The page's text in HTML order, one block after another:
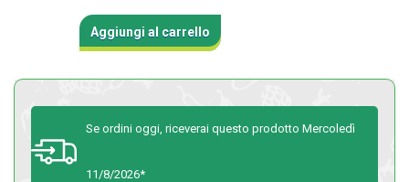
Aggiungi al carrello
Se ordini oggi, riceverai questo prodotto Mercoledì
11/8/2026*